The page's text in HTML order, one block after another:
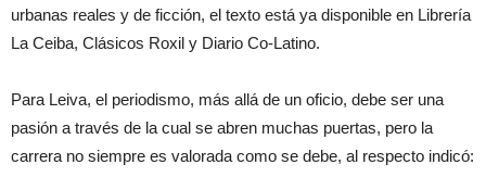
urbanas reales y de ficción, el texto está ya disponible en Librería
La Ceiba, Clásicos Roxil y Diario Co-Latino.
Para Leiva, el periodismo, más allá de un oficio, debe ser una
pasión a través de la cual se abren muchas puertas, pero la
carrera no siempre es valorada como se debe, al respecto indicó: